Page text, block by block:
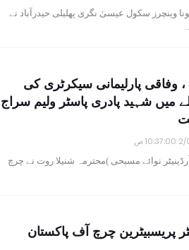
وینچرز سکول عیسیٰ نگری پھلیلی حیدرآباد نے
، وفاقی پارلیمانی سیکرٹری کی
میں شہید پادری پاسٹر ولیم سراج
ص
نوائے مسیحی )محترمہ شنیلا روت نے چرچ
پریسبیٹرین چرچ آف پاکستان